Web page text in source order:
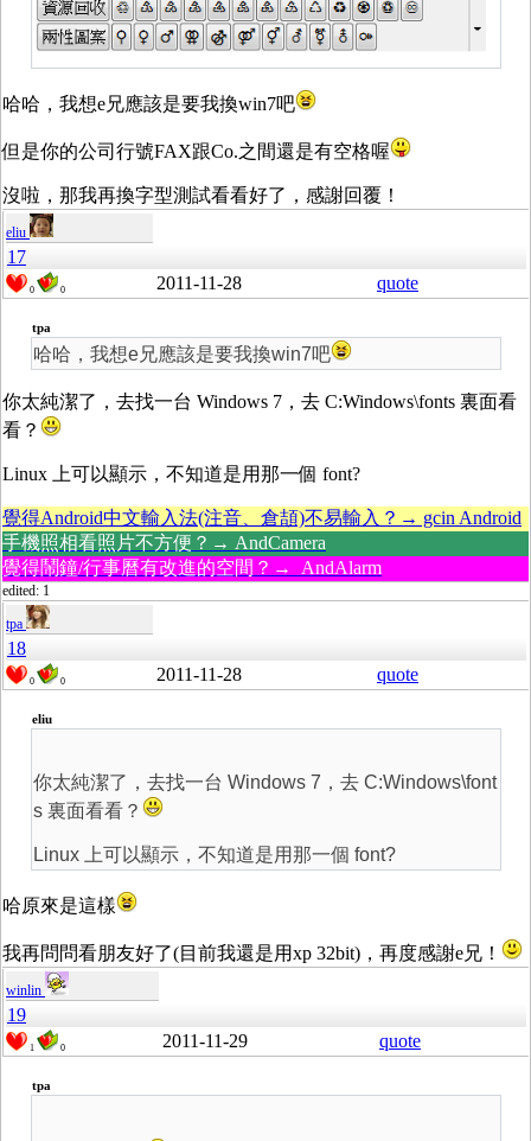
哈哈，我想e兄應該是要我換win7吧
但是你的公司行號FAX跟Co.之間還是有空格喔
沒啦，那我再換字型測試看看好了，感謝回覆！
eliu
17
0 0 2011-11-28 quote
tpa
哈哈，我想e兄應該是要我換win7吧
你太純潔了，去找一台 Windows 7，去 C:Windows\fonts 裏面看
看？
Linux 上可以顯示，不知道是用那一個 font?
覺得Android中文輸入法(注音、倉頡)不易輸入？→ gcin Android
手機照相看照片不方便？→ AndCamera
覺得鬧鐘/行事曆有改進的空間？→ AndAlarm
edited: 1
tpa
18
0 0 2011-11-28 quote
eliu
你太純潔了，去找一台 Windows 7，去 C:Windows\font
s 裏面看看？
Linux 上可以顯示，不知道是用那一個 font?
哈原來是這樣
我再問問看朋友好了(目前我還是用xp 32bit)，再度感謝e兄！
winlin
19
1 0 2011-11-29 quote
tpa